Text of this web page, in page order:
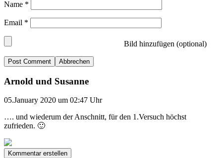
Name *
Email *
Bild hinzufügen (optional)
Abbrechen
Arnold und Susanne
05.January 2020 um 02:47 Uhr
…. und wiederum der Anschnitt, für den 1.Versuch höchst
zufrieden. 🙂
Kommentar erstellen